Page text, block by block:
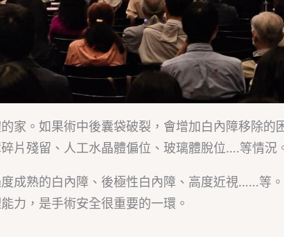
家。如果術中後囊袋破裂，會增加白內障移除的
片殘留、人工水晶體偏位、玻璃體脫位….等情況
成熟的白內障、後極性白內障、高度近視……等
力，是手術安全很重要的一環。